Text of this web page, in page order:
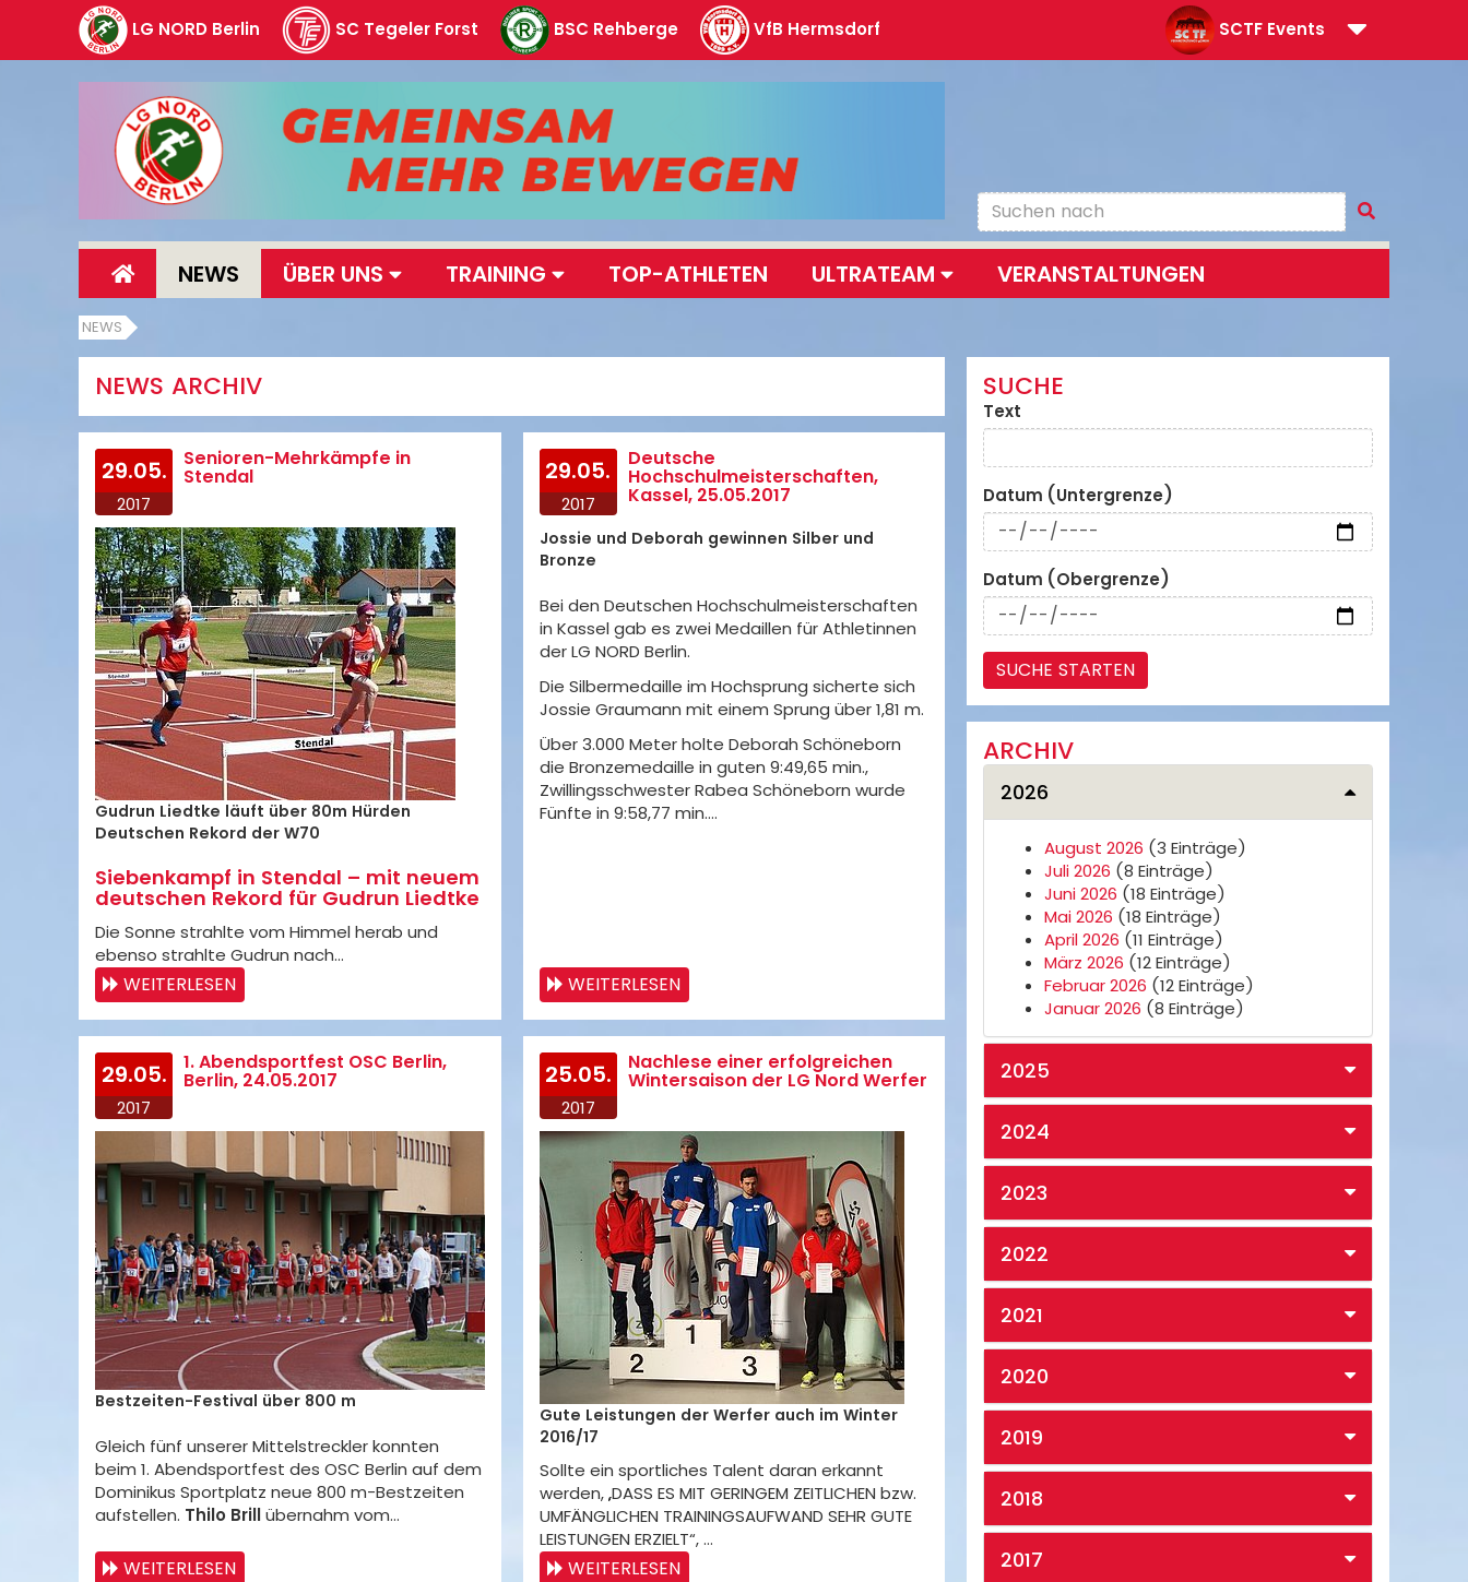
LG NORD Berlin SC Tegeler Forst BSC Rehberge VfB Hermsdorf SCTF Events
NEWS ÜBER UNS TRAINING TOP-ATHLETEN ULTRATEAM VERANSTALTUNGEN
NEWS
NEWS ARCHIV
29.05.
2017
Senioren-Mehrkämpfe in
Stendal
Gudrun Liedtke läuft über 80m Hürden
Deutschen Rekord der W70
Siebenkampf in Stendal – mit neuem
deutschen Rekord für Gudrun Liedtke
Die Sonne strahlte vom Himmel herab und
ebenso strahlte Gudrun nach…
WEITERLESEN
29.05.
2017
Deutsche
Hochschulmeisterschaften,
Kassel, 25.05.2017
Jossie und Deborah gewinnen Silber und
Bronze
Bei den Deutschen Hochschulmeisterschaften
in Kassel gab es zwei Medaillen für Athletinnen
der LG NORD Berlin.
Die Silbermedaille im Hochsprung sicherte sich
Jossie Graumann mit einem Sprung über 1,81 m.
Über 3.000 Meter holte Deborah Schöneborn
die Bronzemedaille in guten 9:49,65 min.,
Zwillingsschwester Rabea Schöneborn wurde
Fünfte in 9:58,77 min.…
WEITERLESEN
29.05.
2017
1. Abendsportfest OSC Berlin,
Berlin, 24.05.2017
Bestzeiten-Festival über 800 m
Gleich fünf unserer Mittelstreckler konnten
beim 1. Abendsportfest des OSC Berlin auf dem
Dominikus Sportplatz neue 800 m-Bestzeiten
aufstellen. Thilo Brillübernahm vom…
WEITERLESEN
25.05.
2017
Nachlese einer erfolgreichen
Wintersaison der LG Nord Werfer
Gute Leistungen der Werfer auch im Winter
2016/17
Sollte ein sportliches Talent daran erkannt
werden, „DASS ES MIT GERINGEM ZEITLICHEN bzw.
UMFÄNGLICHEN TRAININGSAUFWAND SEHR GUTE
LEISTUNGEN ERZIELT“, …
WEITERLESEN
SUCHE
Text
Datum (Untergrenze)
Datum (Obergrenze)
ARCHIV
2026
August 2026 (3 Einträge)
Juli 2026 (8 Einträge)
Juni 2026 (18 Einträge)
Mai 2026 (18 Einträge)
April 2026 (11 Einträge)
März 2026 (12 Einträge)
Februar 2026 (12 Einträge)
Januar 2026 (8 Einträge)
2025
2024
2023
2022
2021
2020
2019
2018
2017